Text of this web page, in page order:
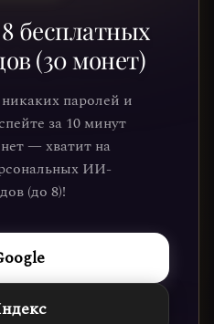
бесплатных
(30 монет)
паролей и
за 10 минут
— хватит на
ИИ-
(до 8)!
свой
к тысячам людей,
и понимание
Ваше
себе уже ждёт.